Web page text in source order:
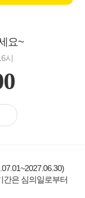
요~
시
은 심의일로부터